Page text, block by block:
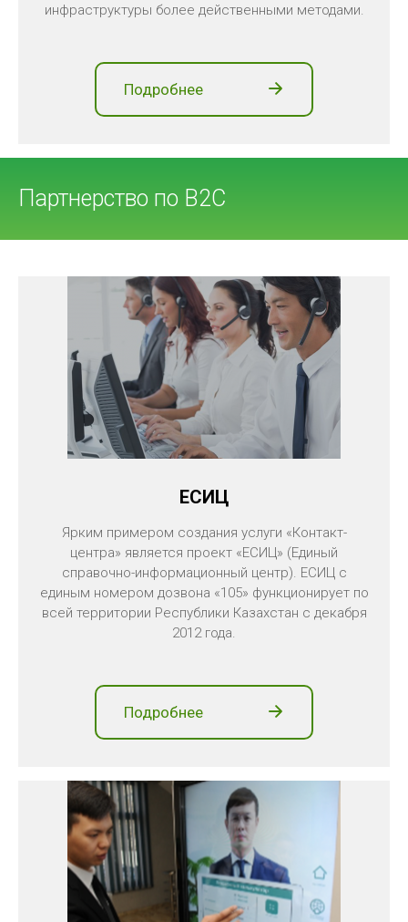
инфраструктуры более действенными методами.
Подробнее
Партнерство по В2С
ЕСИЦ
Ярким примером создания услуги «Контакт-
центра» является проект «ЕСИЦ» (Единый
справочно-информационный центр). ЕСИЦ с
единым номером дозвона «105» функционирует по
всей территории Республики Казахстан с декабря
2012 года.
Подробнее